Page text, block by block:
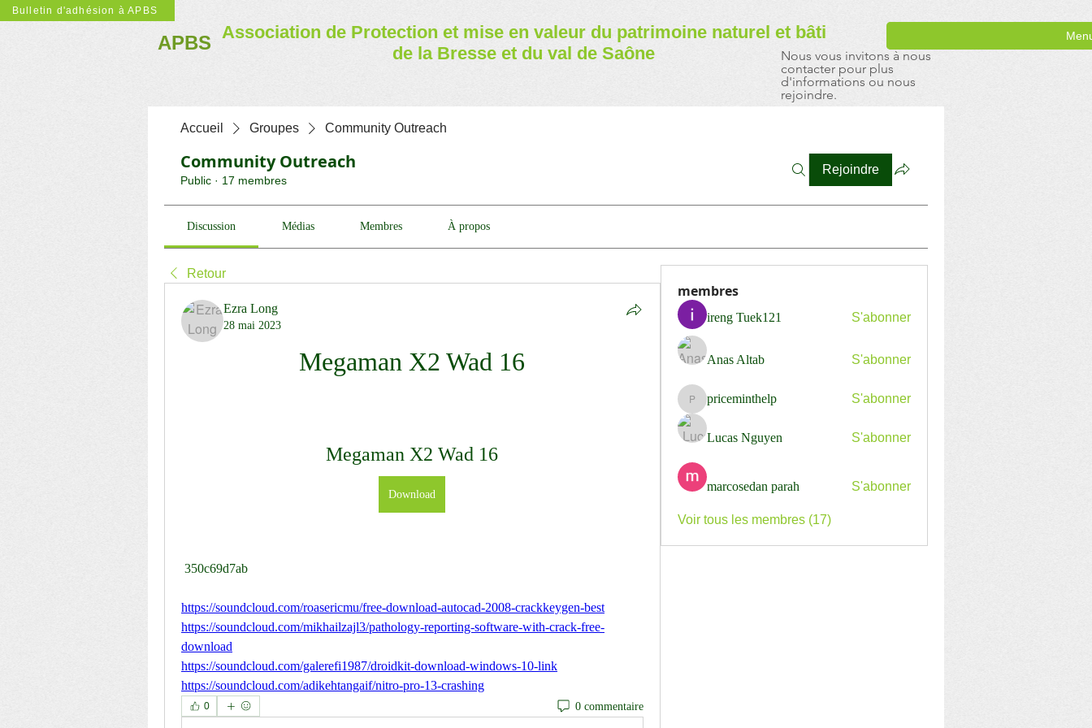
Bulletin d'adhésion à APBS
APBS Association de Protection et mise en valeur du patrimoine naturel et bâti
de la Bresse et du val de Saône
Nous vous invitons à nous
contacter pour plus
d'informations ou nous
rejoindre.
Accueil Groupes Community Outreach
Community Outreach
Public · 17 membres
Rejoindre
Discussion Médias Membres À propos
Retour
Ezra Long
28 mai 2023
Megaman X2 Wad 16
Megaman X2 Wad 16
Download
350c69d7ab
https://soundcloud.com/roasericmu/free-download-autocad-2008-crackkeygen-best
https://soundcloud.com/mikhailzajl3/pathology-reporting-software-with-crack-free-
download
https://soundcloud.com/galerefi1987/droidkit-download-windows-10-link
https://soundcloud.com/adikehtangaif/nitro-pro-13-crashing
0 0 commentaire
membres
ireng Tuek121 S'abonner
Anas Altab S'abonner
priceminthelp
priceminthelp S'abonner
Lucas Nguyen S'abonner
marcosedan parah S'abonner
Voir tous les membres (17)